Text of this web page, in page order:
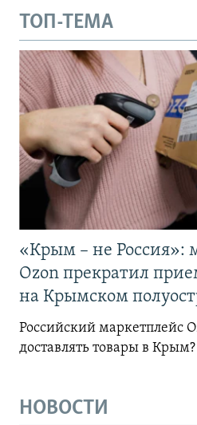
ТОП-ТЕМА
«Крым – не Россия»:
Ozon прекратил
на Крымском
Российский маркетплейс
доставлять товары в
НОВОСТИ